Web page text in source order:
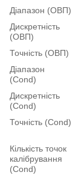
Діапазон (ОВП)
Дискретність
(ОВП)
Точність (ОВП)
Діапазон
(Cond)
Дискретність
(Cond)
Точність (Cond)
Кількість точок
калібрування
(Cond)